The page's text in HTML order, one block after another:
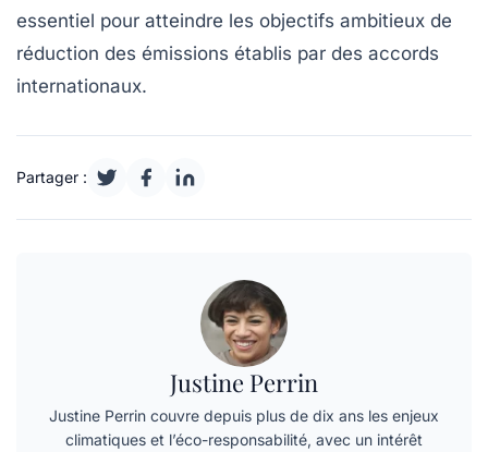
essentiel pour atteindre les objectifs ambitieux de
réduction des émissions établis par des accords
internationaux.
Partager :
Justine Perrin
Justine Perrin couvre depuis plus de dix ans les enjeux
climatiques et l’éco-responsabilité, avec un intérêt